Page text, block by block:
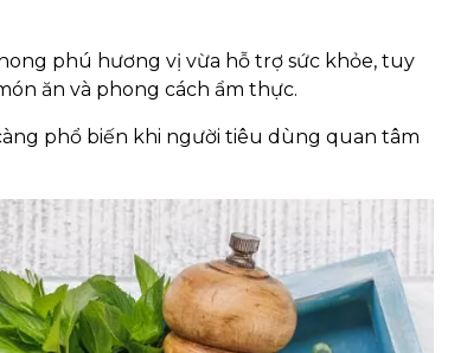
phú hương vị vừa hỗ trợ sức khỏe, tuy
ăn và phong cách ẩm thực.
phổ biến khi người tiêu dùng quan tâm